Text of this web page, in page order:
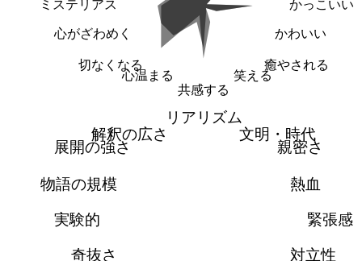
かっこいい
かわいい
癒やされる
笑える
共感する
心温まる
切なくなる
心がざわめく
ミステリアス
リアリズム
文明・時代
親密さ
熱血
緊張感
対立性
奇抜さ
実験的
物語の規模
展開の強さ
解釈の広さ